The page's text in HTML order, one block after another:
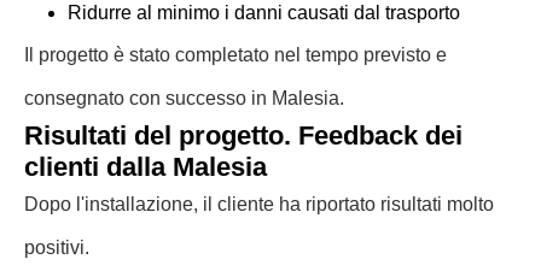
Ridurre al minimo i danni causati dal trasporto
Il progetto è stato completato nel tempo previsto e
consegnato con successo in Malesia.
Risultati del progetto. Feedback dei
clienti dalla Malesia
Dopo l'installazione, il cliente ha riportato risultati molto
positivi.